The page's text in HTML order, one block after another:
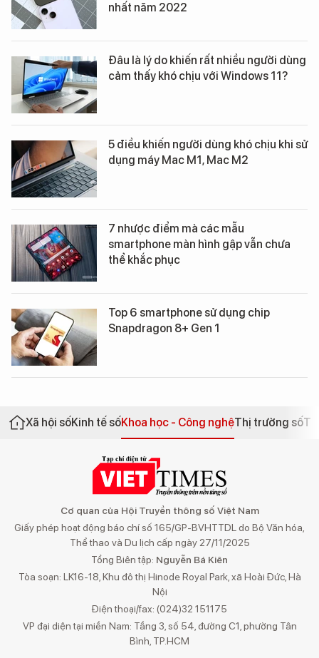
nhất năm 2022
Đâu là lý do khiến rất nhiều người dùng
cảm thấy khó chịu với Windows 11?
5 điều khiến người dùng khó chịu khi sử
dụng máy Mac M1, Mac M2
7 nhược điểm mà các mẫu
smartphone màn hình gập vẫn chưa
thể khắc phục
Top 6 smartphone sử dụng chip
Snapdragon 8+ Gen 1
Xã hội sốKinh tế sốKhoa học - Công nghệThị trường số
Cơ quan của Hội Truyền thông số Việt Nam
Giấy phép hoạt động báo chí số 165/GP-BVHTTDL do Bộ Văn hóa,
Thể thao và Du lịch cấp ngày 27/11/2025
Tổng Biên tập: Nguyễn Bá Kiên
Tòa soạn: LK16-18, Khu đô thị Hinode Royal Park, xã Hoài Đức, Hà
Nội
Điện thoại/fax: (024)32 151175
VP đại diện tại miền Nam: Tầng 3, số 54, đường C1, phường Tân
Bình, TP.HCM